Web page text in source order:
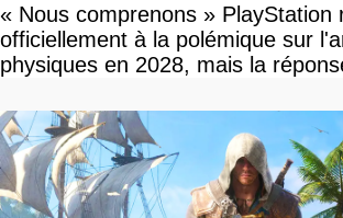
« Nous comprenons » PlayStation
officiellement à la polémique sur
physiques en 2028, mais la